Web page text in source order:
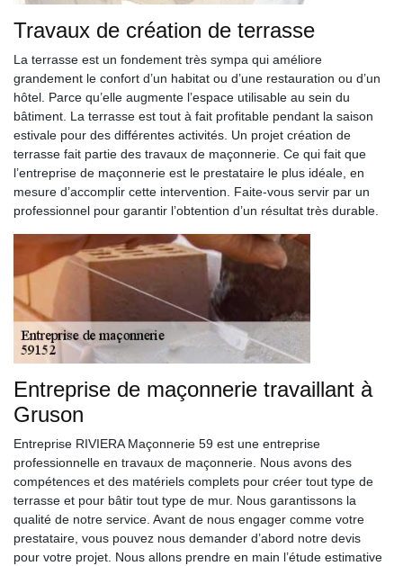
Travaux de création de terrasse
La terrasse est un fondement très sympa qui améliore
grandement le confort d’un habitat ou d’une restauration ou d’un
hôtel. Parce qu’elle augmente l’espace utilisable au sein du
bâtiment. La terrasse est tout à fait profitable pendant la saison
estivale pour des différentes activités. Un projet création de
terrasse fait partie des travaux de maçonnerie. Ce qui fait que
l’entreprise de maçonnerie est le prestataire le plus idéale, en
mesure d’accomplir cette intervention. Faite-vous servir par un
professionnel pour garantir l’obtention d’un résultat très durable.
Entreprise de maçonnerie travaillant à
Gruson
Entreprise RIVIERA Maçonnerie 59 est une entreprise
professionnelle en travaux de maçonnerie. Nous avons des
compétences et des matériels complets pour créer tout type de
terrasse et pour bâtir tout type de mur. Nous garantissons la
qualité de notre service. Avant de nous engager comme votre
prestataire, vous pouvez nous demander d’abord notre devis
pour votre projet. Nous allons prendre en main l’étude estimative